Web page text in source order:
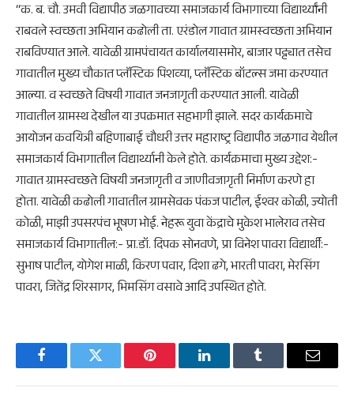
“क. ब. चौ. उमवी विद्यापीठ जळगावच्या समाजकार्य विभागाच्या विद्यार्थ्यांनी
राबवले स्वच्छता अभियान कढोली ता. एरंडोल गावात ग्रामस्वच्छता अभियान
राबविण्यात आले. यावेळी ग्रामपंचायत कार्यालयासमोर, बाजार पट्ट्यात तसेच
गावातील मुख्य चौकात प्लॅस्टिक पिशव्या, प्लॅस्टिक बॉटल्स जमा करण्यात
आल्या. व स्वच्छते विषयी गावात जनजागृती करण्यात आली. यावेळी
गावातील ग्रामस्थ देखील या उपक्रमात सहभागी झाले. सदर कार्यक्रमाचे
आयोजन कवयित्री बहिणाबाई चौधरी उत्तर महाराष्ट्र विद्यापीठ जळगाव येथील
समाजकार्य विभागातील विद्यार्थ्यानी केले होते. कार्यक्रमाचा मुख्य उद्देश:-
गावात ग्रामस्वच्छते विषयी जनजागृती व जाणीवजागृती निर्माण करणे हा
होता. यावेळी कढोली गावातील ग्रामसेवक पंकज पाटील, ईश्वर कोळी, ज्योती
कोळी, माझी उपसरपंच भूषण भोई. नेहरू युवा केंद्राचे मुकेश भालेराव तसेच
समाजकार्य विभागातील:- प्रा.डॉ. दिपक सोनवणे, प्रा विनेश पावरा विद्यार्थी:-
सुभाष पाटील, योगेश माळी, किरण पवार, दिशा ढगे, भारती पावरा, मेरसिंग
पावरा, जितेंद्र शिरसागर, भिमसिंग वसावे आदि उपस्थित होते.
FacebookTwitter Pinterest LinkedInTumblr Email